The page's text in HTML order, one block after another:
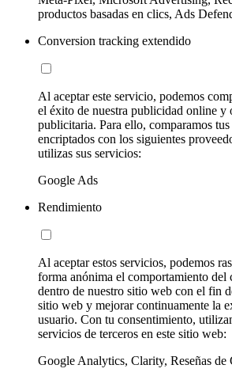
productos basadas en clics, Ads
Conversion tracking extendido
Al aceptar este servicio, podemos
el éxito de nuestra publicidad online y
publicitaria. Para ello, comparamos tus
encriptados con los siguientes
utilizas sus servicios:
Google Ads
Rendimiento
Al aceptar estos servicios, podemos
forma anónima el comportamiento del
dentro de nuestro sitio web con el fin
sitio web y mejorar continuamente la
usuario. Con tu consentimiento,
servicios de terceros en este sitio web:
Google Analytics, Clarity, Reseñas